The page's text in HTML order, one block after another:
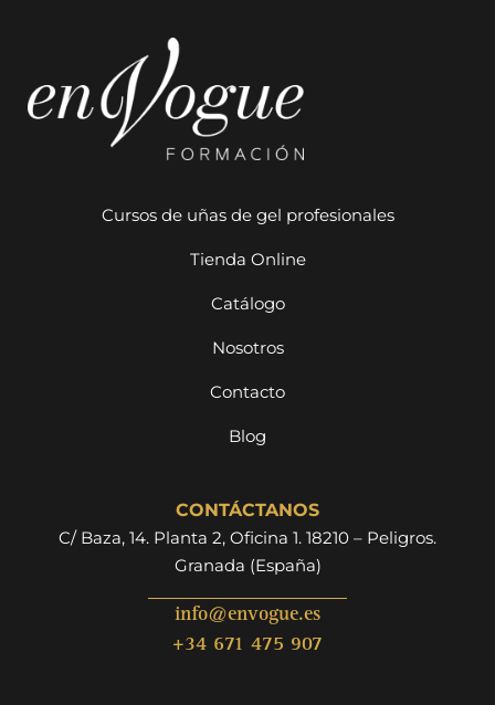
Cursos de uñas de gel profesionales
Tienda Online
Catálogo
Nosotros
Contacto
Blog
CONTÁCTANOS
C/ Baza, 14. Planta 2, Oficina 1. 18210 – Peligros.
Granada (España)
info@envogue.es
+34 671 475 907